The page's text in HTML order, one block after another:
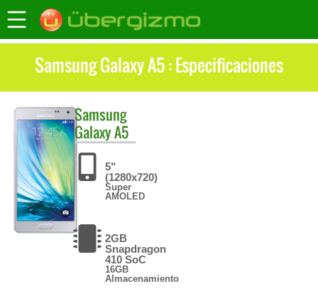
Samsung Galaxy A5 : Especificaciones
Samsung
Galaxy A5
5"
(1280x720)
Super
AMOLED
2GB
Snapdragon
410 SoC
16GB
Almacenamiento